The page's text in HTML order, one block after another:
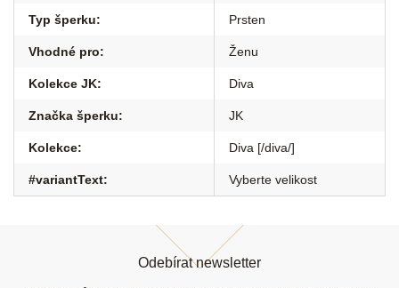
Typ šperku: Prsten
Vhodné pro: Ženu
Kolekce JK: Diva
Značka šperku: JK
Kolekce: Diva [/diva/]
#variantText: Vyberte velikost
Odebírat newsletter